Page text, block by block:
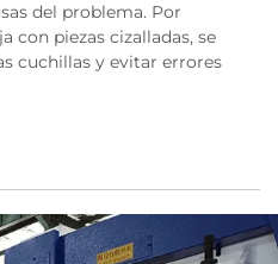
del problema. Por
con piezas cizalladas, se
cuchillas y evitar errores